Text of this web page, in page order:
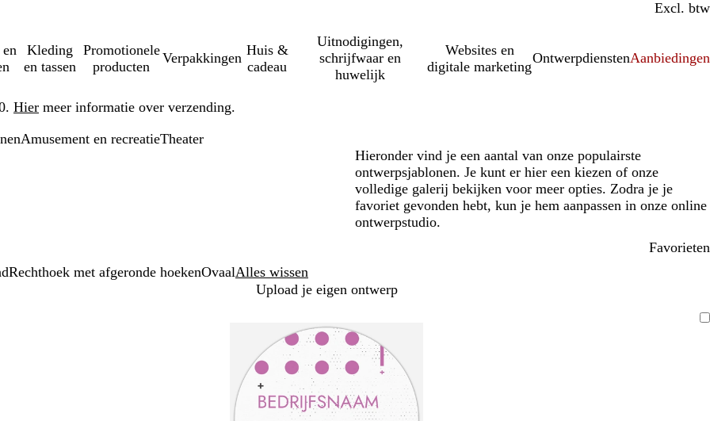
Incl. btw
Excl. btw
Kleding
en tassen
Promotionele
producten
Verpakkingen
Huis &
cadeau
Uitnodigingen,
schrijfwaar en
huwelijk
Websites en
digitale marketing
OntwerpdienstenAanbiedingen
Hier meer informatie over verzending.
Amusement en recreatieTheater
Hieronder vind je een aantal van onze populairste
ontwerpsjablonen. Je kunt er hier een kiezen of onze
volledige galerij bekijken voor meer opties. Zodra je je
favoriet gevonden hebt, kun je hem aanpassen in onze online
ontwerpstudio.
Favorieten
Rechthoek met afgeronde hoekenOvaalAlles wissen
Upload je eigen ontwerp